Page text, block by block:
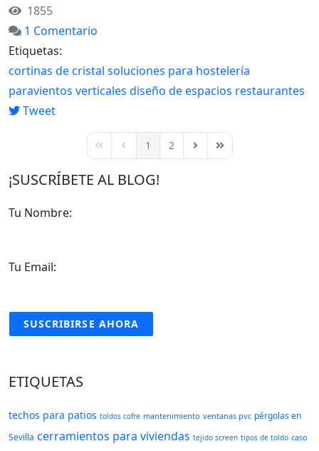
1855
1 Comentario
Etiquetas:
cortinas de cristal soluciones para hostelería
paravientos verticales diseño de espacios restaurantes
Tweet
1 2
¡SUSCRÍBETE AL BLOG!
Tu Nombre:
Tu Email:
SUSCRIBIRSE AHORA
ETIQUETAS
techos para patios toldos cofre mantenimiento ventanas pvc pérgolas en
Sevilla cerramientos para viviendas tejido screen tipos de toldo caso